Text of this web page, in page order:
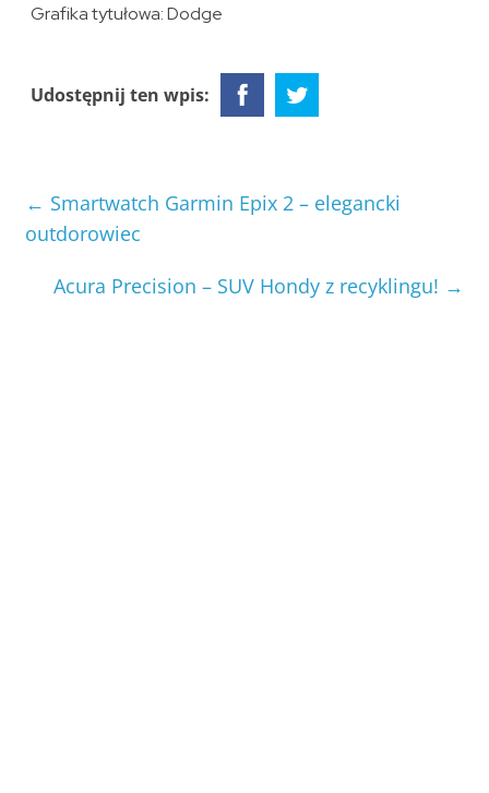
Grafika tytułowa: Dodge
Udostępnij ten wpis:
← Smartwatch Garmin Epix 2 – elegancki
outdorowiec
Acura Precision – SUV Hondy z recyklingu! →